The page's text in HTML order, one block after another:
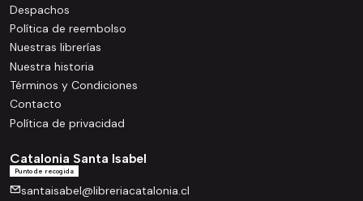
Despachos
Política de reembolso
Nuestras librerías
Nuestra historia
Términos y Condiciones
Contacto
Política de privacidad
Catalonia Santa Isabel
Punto de recogida
santaisabel@libreriacatalonia.cl